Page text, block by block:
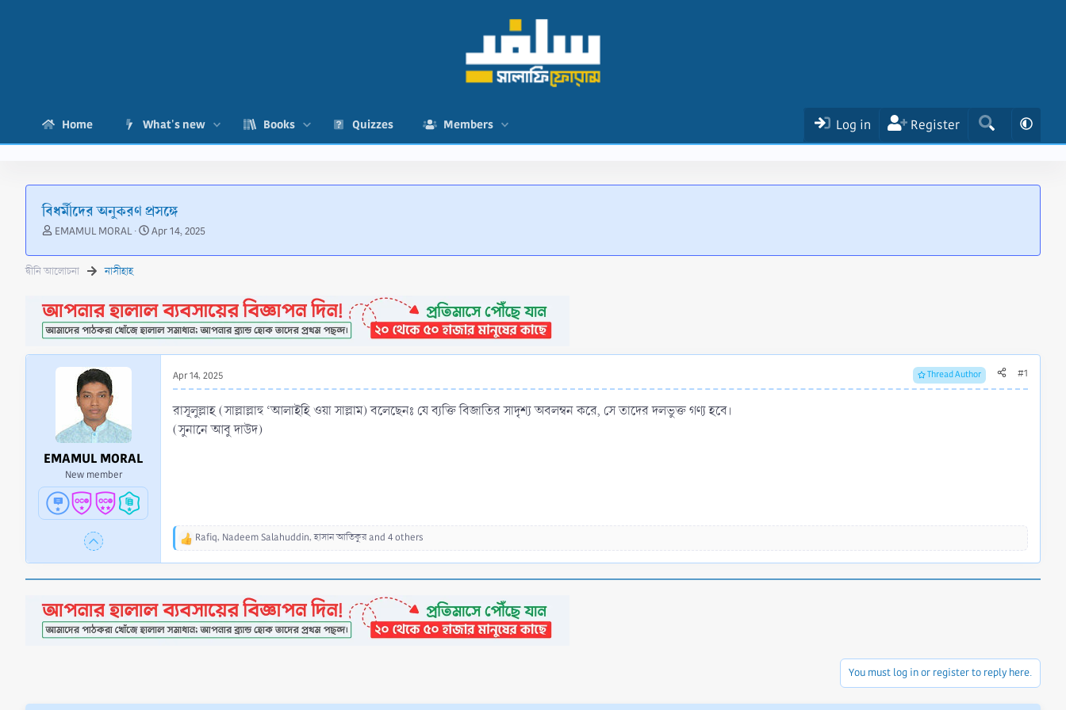
Home What's new Books Quizzes Members Log in Register
বিধর্মীদের অনুকরণ প্রসঙ্গে
T
r
e
d
s
t
a
r
EMAMUL MORAL
S
a
d
a
t
e
Apr 14, 2025
দ্বীনি আলোচনা নাসীহাহ
EMAMUL MORAL
New member
Apr 14, 2025 Thread Author #1
রাসূলুল্লাহ (সাল্লাল্লাহু ‘আলাইহি ওয়া সাল্লাম) বলেছেনঃ যে ব্যক্তি বিজাতির সাদৃশ্য অবলম্বন করে, সে তাদের দলভুক্ত গণ্য হবে।
(সুনানে আবু দাউদ)
R
i
o
n
Rafiq, Nadeem Salahuddin,হাসান আতিকুরand 4 others
You must log in or register to reply here.